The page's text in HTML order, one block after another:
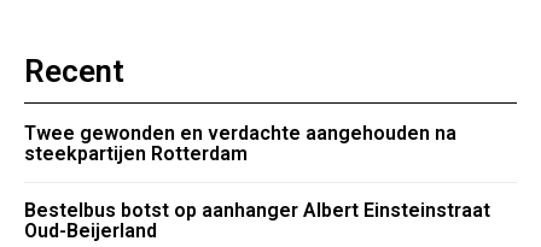
Recent
Twee gewonden en verdachte aangehouden na
steekpartijen Rotterdam
Bestelbus botst op aanhanger Albert Einsteinstraat
Oud-Beijerland